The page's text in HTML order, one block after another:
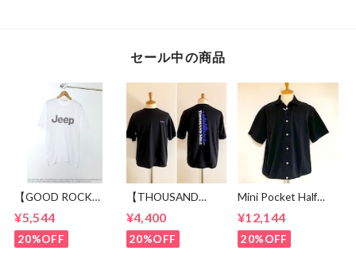
セール中の商品
【GOOD ROCK
Logo T-shirt
White
¥5,544
20%OFF
【THOUSAND
Print T-shirt Vertical
Logo Black
¥4,400
20%OFF
Mini Pocket Half
¥12,144
20%OFF